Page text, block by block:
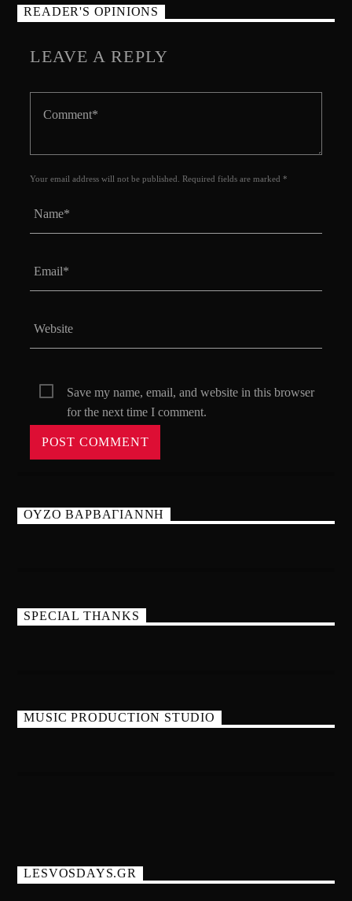
READER'S OPINIONS
LEAVE A REPLY
Your email address will not be published. Required fields are marked *
Save my name, email, and website in this browser
for the next time I comment.
ΟΥΖΟ ΒΑΡΒΑΓΙΑΝΝΗ
SPECIAL THANKS
MUSIC PRODUCTION STUDIO
LESVOSDAYS.GR